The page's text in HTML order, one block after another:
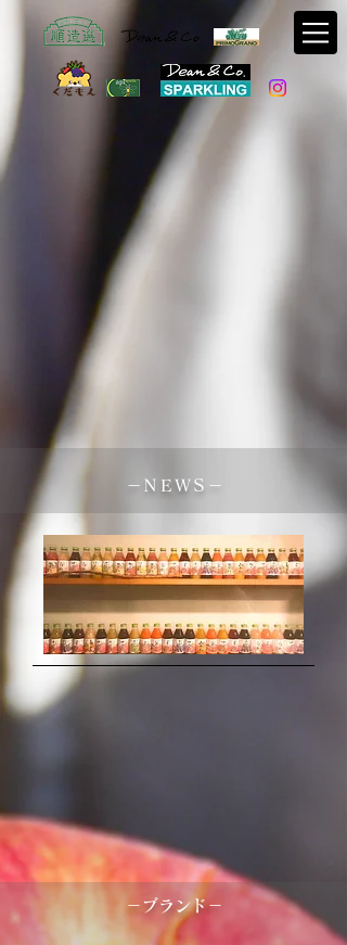
ただ、自然な味が
​ 飲みたくて。​
全てはこのまっすぐな想いから始まりました。
私たちは自然な味が生み出す感動の瞬間を皆様と
－ＮＥＷＳ－
​－ブランド－